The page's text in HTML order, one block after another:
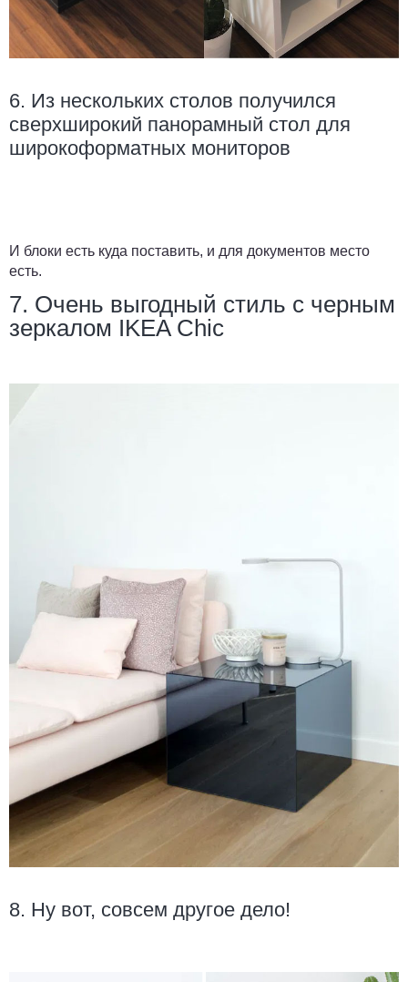
6. Из нескольких столов получился
сверхширокий панорамный стол для
широкоформатных мониторов
И блоки есть куда поставить, и для документов место
есть.
7. Очень выгодный стиль с черным
зеркалом IKEA Chic
8. Ну вот, совсем другое дело!